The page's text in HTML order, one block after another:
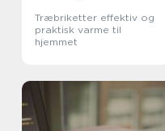
Træbriketter effektiv og
praktisk varme til
hjemmet